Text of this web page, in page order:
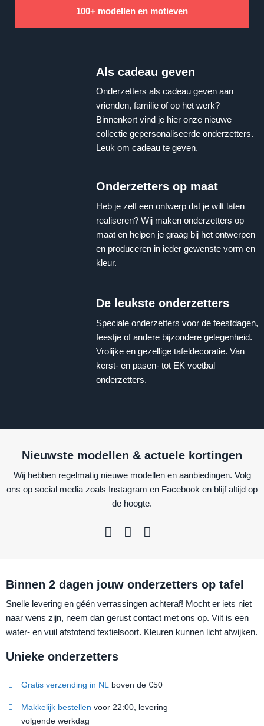
100+ modellen en motieven
Als cadeau geven
Onderzetters als cadeau geven aan
vrienden, familie of op het werk?
Binnenkort vind je hier onze nieuwe
collectie gepersonaliseerde onderzetters.
Leuk om cadeau te geven.
Onderzetters op maat
Heb je zelf een ontwerp dat je wilt laten
realiseren? Wij maken onderzetters op
maat en helpen je graag bij het ontwerpen
en produceren in ieder gewenste vorm en
kleur.
De leukste onderzetters
Speciale onderzetters voor de feestdagen,
feestje of andere bijzondere gelegenheid.
Vrolijke en gezellige tafeldecoratie. Van
kerst- en pasen- tot EK voetbal
onderzetters.
Nieuwste modellen & actuele kortingen
Wij hebben regelmatig nieuwe modellen en aanbiedingen. Volg
ons op social media zoals Instagram en Facebook en blijf altijd op
de hoogte.
Binnen 2 dagen jouw onderzetters op tafel
Snelle levering en géén verrassingen achteraf! Mocht er iets niet
naar wens zijn, neem dan gerust contact met ons op. Vilt is een
water- en vuil afstotend textielsoort. Kleuren kunnen licht afwijken.
Unieke onderzetters
Gratis verzending in NL boven de €50
Makkelijk bestellen voor 22:00, levering
volgende werkdag